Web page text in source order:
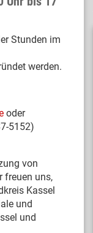
Stunden im
werden.
oder
5152)
von
freuen uns,
Kassel
und
und